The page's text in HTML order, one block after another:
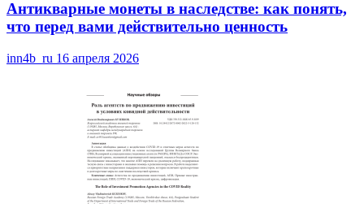
Антикварные монеты в наследстве: как понять,
что перед вами действительно ценность
inn4b_ru 16 апреля 2026